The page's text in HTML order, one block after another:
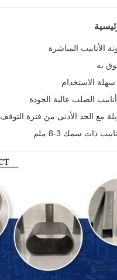
الأنابيب المباشرة
به
الاستخدام
الصلب عالية الجودة
مع الحد الأدنى من فترة التوقف
ذات سمك 3-8 ملم